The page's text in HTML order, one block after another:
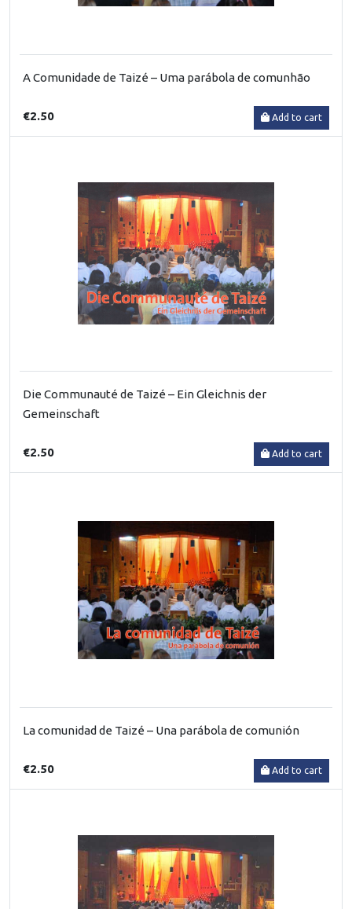
A Comunidade de Taizé – Uma parábola de comunhão
€2.50 Add to cart
Die Communauté de Taizé – Ein Gleichnis der
Gemeinschaft
€2.50 Add to cart
La comunidad de Taizé – Una parábola de comunión
€2.50 Add to cart